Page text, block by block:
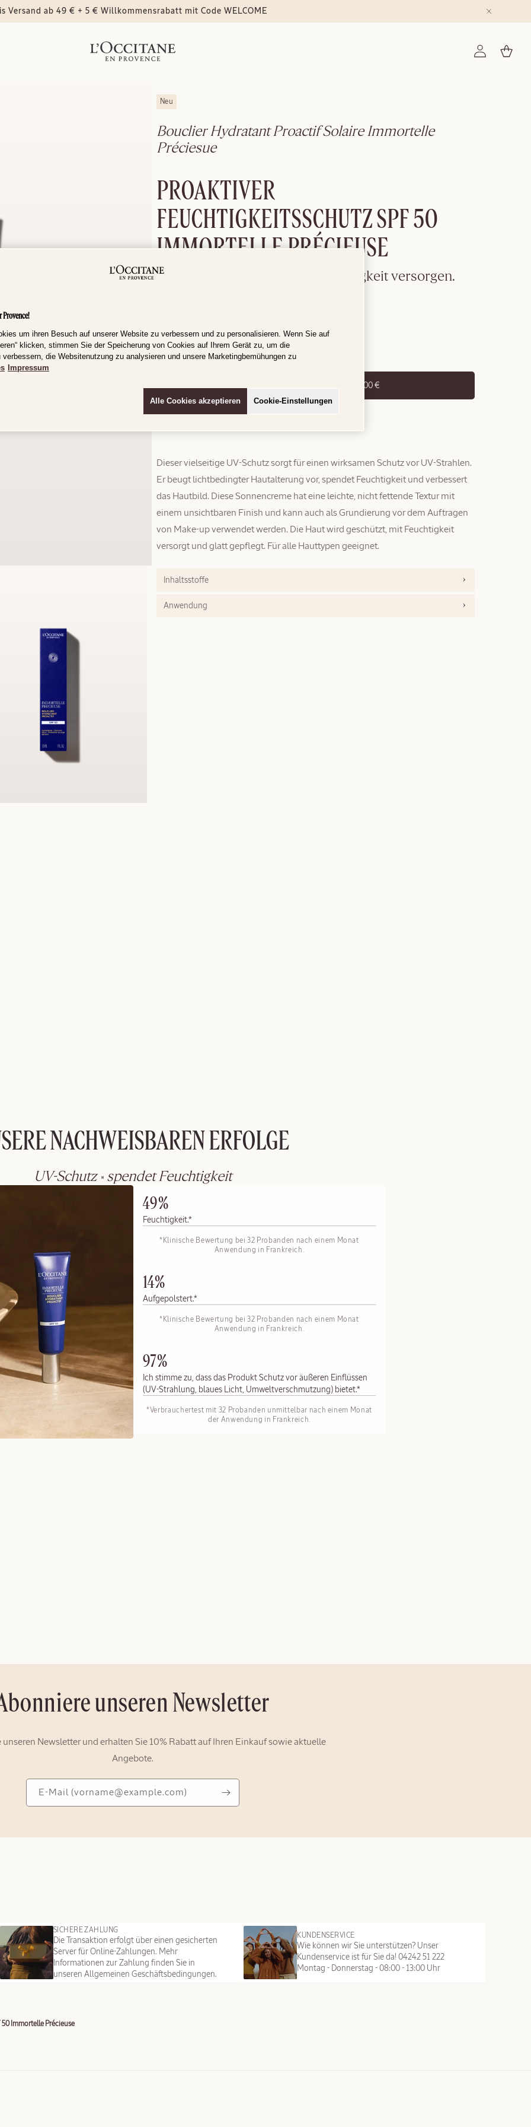
Versand ab 49 € + 5 € Willkommensrabatt mit Code WELCOME
EinloggenWarenkorb
Neu
Bouclier Hydratant Proactif Solaire Immortelle
Préciesue
PROAKTIVER
FEUCHTIGKEITSSCHUTZ SPF 50
IMMORTELLE PRÉCIEUSE
Schützen, pflegen und mit Feuchtigkeit versorgen.
du
dich
eine
Auswahl
die
Seite
komplett
aktualisiert.
30 ml
59,00 €
Dieser vielseitige UV-Schutz sorgt für einen wirksamen Schutz vor UV-Strahlen.
Er beugt lichtbedingter Hautalterung vor, spendet Feuchtigkeit und verbessert
das Hautbild. Diese Sonnencreme hat eine leichte, nicht fettende Textur mit
einem unsichtbaren Finish und kann auch als Grundierung vor dem Auftragen
von Make-up verwendet werden. Die Haut wird geschützt, mit Feuchtigkeit
versorgt und glatt gepflegt. Für alle Hauttypen geeignet.
Inhaltsstoffe
Anwendung
NACHWEISBAREN ERFOLGE
UV-Schutz spendet Feuchtigkeit
49%
Feuchtigkeit.*
*Klinische Bewertung bei 32 Probanden nach einem Monat
Anwendung in Frankreich.
14%
Aufgepolstert.*
*Klinische Bewertung bei 32 Probanden nach einem Monat
Anwendung in Frankreich.
97%
Ich stimme zu, dass das Produkt Schutz vor äußeren Einflüssen
(UV-Strahlung, blaues Licht, Umweltverschmutzung) bietet.*
*Verbrauchertest mit 32 Probanden unmittelbar nach einem Monat
der Anwendung in Frankreich.
unseren Newsletter
Newsletter und erhalten Sie 10% Rabatt auf Ihren Einkauf sowie aktuelle
Angebote.
E-Mail (vorname@example.com)
Mail
SICHERE ZAHLUNG
Die Transaktion erfolgt über einen gesicherten
Server für Online-Zahlungen. Mehr
Informationen zur Zahlung finden Sie in
unseren Allgemeinen Geschäftsbedingungen.
KUNDENSERVICE
Wie können wir Sie unterstützen? Unser
Kundenservice ist für Sie da! 04242 51 222
Montag - Donnerstag - 08:00 - 13:00 Uhr
Immortelle Précieuse
Provence!
um ihren Besuch auf unserer Website zu verbessern und zu personalisieren. Wenn Sie auf
klicken, stimmen Sie der Speicherung von Cookies auf Ihrem Gerät zu, um die
die Websitenutzung zu analysieren und unsere Marketingbemühungen zu
Impressum
Cookie-Einstellungen
Alle Cookies akzeptieren